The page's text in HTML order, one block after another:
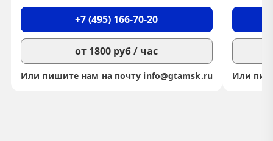
+7 (495) 166-70-20
от 1800 руб / час
Или пишите нам на почту info@gtamsk.ru Или